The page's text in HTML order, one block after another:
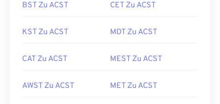
BST Zu ACST CET Zu ACST
KST Zu ACST MDT Zu ACST
CAT Zu ACST MEST Zu ACST
AWST Zu ACST MET Zu ACST